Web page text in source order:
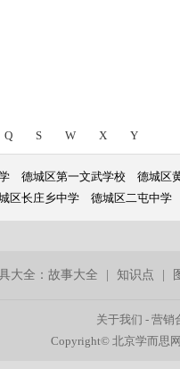
Q S W X Y
德城区第一文武学校 德城区
区长庄乡中学 德城区二屯中学
大全：故事大全 |知识点
关于我们 -营销
Copyright© 北京学而思